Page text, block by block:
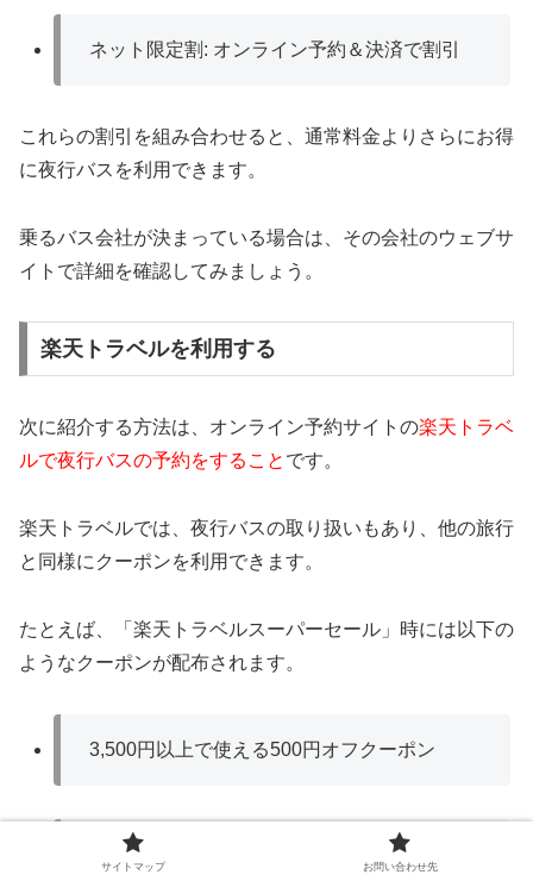
ネット限定割: オンライン予約＆決済で割引
これらの割引を組み合わせると、通常料金よりさらにお得
に夜行バスを利用できます。
乗るバス会社が決まっている場合は、その会社のウェブサ
イトで詳細を確認してみましょう。
楽天トラベルを利用する
次に紹介する方法は、オンライン予約サイトの楽天トラベ
ルで夜行バスの予約をすること です。
楽天トラベルでは、夜行バスの取り扱いもあり、他の旅行
と同様にクーポンを利用できます。
たとえば、「楽天トラベルスーパーセール」時には以下の
ようなクーポンが配布されます。
3,500円以上で使える500円オフクーポン
6,000円以上で使える1,000円オフクーポン
サイトマップ お問い合わせ先